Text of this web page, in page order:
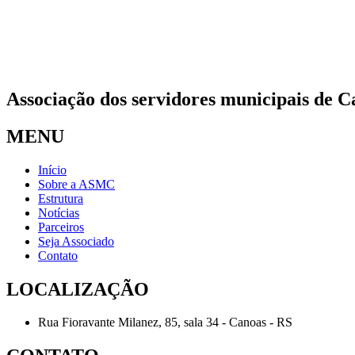
Associação dos servidores municipais de
MENU
Início
Sobre a ASMC
Estrutura
Notícias
Parceiros
Seja Associado
Contato
LOCALIZAÇÃO
Rua Fioravante Milanez, 85, sala 34 - Canoas - RS